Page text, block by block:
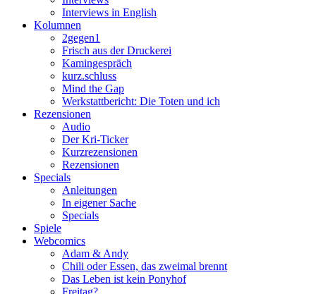
Interviews in English
Kolumnen
2gegen1
Frisch aus der Druckerei
Kamingespräch
kurz.schluss
Mind the Gap
Werkstattbericht: Die Toten und ich
Rezensionen
Audio
Der Kri-Ticker
Kurzrezensionen
Rezensionen
Specials
Anleitungen
In eigener Sache
Specials
Spiele
Webcomics
Adam & Andy
Chili oder Essen, das zweimal brennt
Das Leben ist kein Ponyhof
Freitag?